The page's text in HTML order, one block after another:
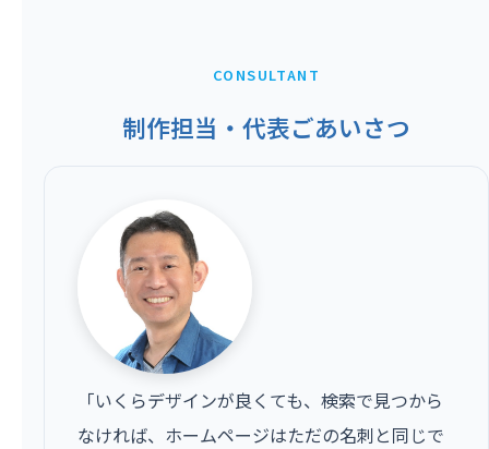
CONSULTANT
制作担当・代表ごあいさつ
「いくらデザインが良くても、検索で見つから
なければ、ホームページはただの名刺と同じで